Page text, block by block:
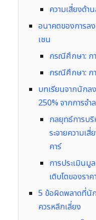
ความเสี่ยงด้า
อนาคตของการ
เชน
กรณีศึกษา: ก
กรณีศึกษา: ก
บทเรียนจากนัก
250% จากการจ
กลยุทธ์การบ
ระจายความเ
คาร์
การประเมินมู
เติบโตของรา
5 ข้อผิดพลาดที่นั
ควรหลีกเลี่ยง